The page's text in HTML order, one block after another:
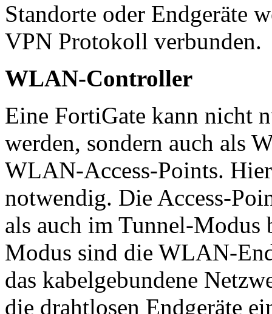
Standorte oder Endgeräte
VPN Protokoll verbunden.
WLAN-Controller
Eine FortiGate kann nicht
werden, sondern auch als
WLAN-Access-Points.
notwendig. Die Access-
als auch im Tunnel-
Modus sind die WLAN-
das kabelgebundene
die drahtlosen Endgeräte